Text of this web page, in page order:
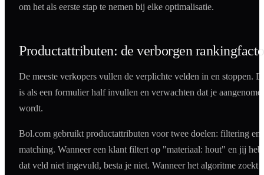
om het als eerste stap te nemen bij elke optimalisatie.
Productattributen: de verborgen
De meeste verkopers vullen de verplichte velden in en stoppen.
is als een formulier half invullen en verwachten dat je
wordt.
Bol.com gebruikt productattributen voor twee doelen: filtering en
matching. Wanneer een klant filtert op "materiaal: hout" en jij hebt
dat veld niet ingevuld, besta je niet. Wanneer het algoritme zoekt